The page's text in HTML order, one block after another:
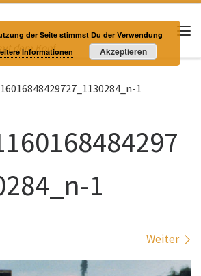
dem Kopf
1
1
Weiter
der Seite stimmst Du der Verwendung
Informationen Akzeptieren